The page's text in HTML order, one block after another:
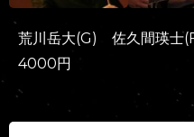
荒川岳大(G) 佐久間瑛
4000円